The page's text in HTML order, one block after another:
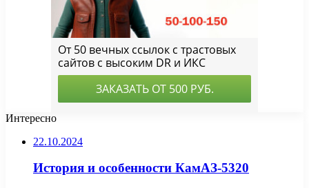
Интересно
22.10.2024
История и особенности КамАЗ-5320